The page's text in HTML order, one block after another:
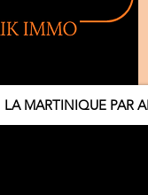
LA MARTINIQUE PAR